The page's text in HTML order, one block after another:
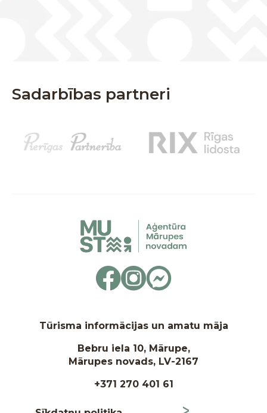
Sadarbības partneri
Tūrisma informācijas un amatu māja
Bebru iela 10, Mārupe,
Mārupes novads, LV-2167
+371 270 401 61